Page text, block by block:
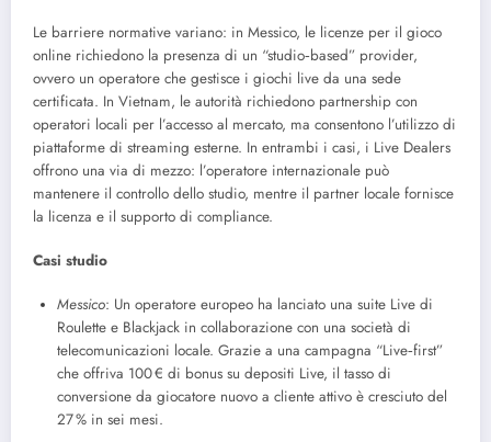
Le barriere normative variano: in Messico, le licenze per il gioco
online richiedono la presenza di un “studio‑based” provider,
ovvero un operatore che gestisce i giochi live da una sede
certificata. In Vietnam, le autorità richiedono partnership con
operatori locali per l’accesso al mercato, ma consentono l’utilizzo di
piattaforme di streaming esterne. In entrambi i casi, i Live Dealers
offrono una via di mezzo: l’operatore internazionale può
mantenere il controllo dello studio, mentre il partner locale fornisce
la licenza e il supporto di compliance.
Casi studio
Messico: Un operatore europeo ha lanciato una suite Live di
Roulette e Blackjack in collaborazione con una società di
telecomunicazioni locale. Grazie a una campagna “Live‑first”
che offriva 100 € di bonus su depositi Live, il tasso di
conversione da giocatore nuovo a cliente attivo è cresciuto del
27 % in sei mesi.